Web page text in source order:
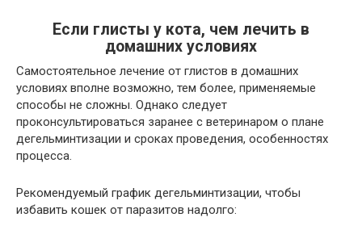
Если глисты у кота, чем лечить в
домашних условиях
Самостоятельное лечение от глистов в домашних
условиях вполне возможно, тем более, применяемые
способы не сложны. Однако следует
проконсультироваться заранее с ветеринаром о плане
дегельминтизации и сроках проведения, особенностях
процесса.
Рекомендуемый график дегельминтизации, чтобы
избавить кошек от паразитов надолго: